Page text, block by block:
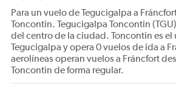
Para un vuelo de Tegucigalpa a
Toncontin. Tegucigalpa Toncontin
del centro de la ciudad. Toncontin es
Tegucigalpa y opera 0 vuelos de ida a
aerolíneas operan vuelos a Fráncfort
Toncontin de forma regular.